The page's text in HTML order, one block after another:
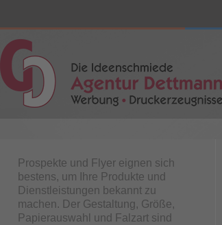
Prospekte und Flyer eignen sich
bestens, um Ihre Produkte und
Dienstleistungen bekannt zu
machen. Der Gestaltung, Größe,
Papierauswahl und Falzart sind